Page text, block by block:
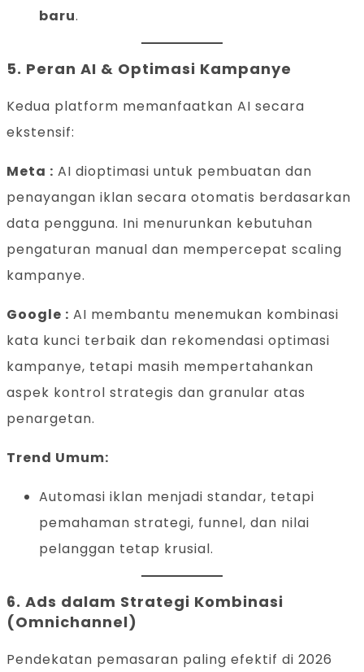
baru.
5. Peran AI & Optimasi Kampanye
Kedua platform memanfaatkan AI secara
ekstensif:
Meta : AI dioptimasi untuk pembuatan dan
penayangan iklan secara otomatis berdasarkan
data pengguna. Ini menurunkan kebutuhan
pengaturan manual dan mempercepat scaling
kampanye.
Google : AI membantu menemukan kombinasi
kata kunci terbaik dan rekomendasi optimasi
kampanye, tetapi masih mempertahankan
aspek kontrol strategis dan granular atas
penargetan.
Trend Umum:
Automasi iklan menjadi standar, tetapi
pemahaman strategi, funnel, dan nilai
pelanggan tetap krusial.
6. Ads dalam Strategi Kombinasi
(Omnichannel)
Pendekatan pemasaran paling efektif di 2026